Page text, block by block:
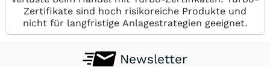
Zertifikate sind hoch risikoreiche Produkte und
nicht für langfristige Anlagestrategien geeignet.
Newsletter